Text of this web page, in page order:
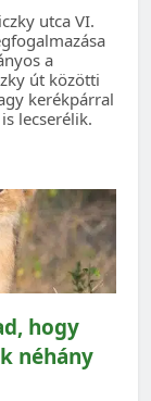
utca VI.
a
út közötti
kerékpárral
lecserélik.
hogy
néhány